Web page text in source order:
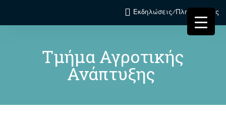
Εκδηλώσεις/Πληροφορίες
Τμήμα Αγροτικής
Ανάπτυξης